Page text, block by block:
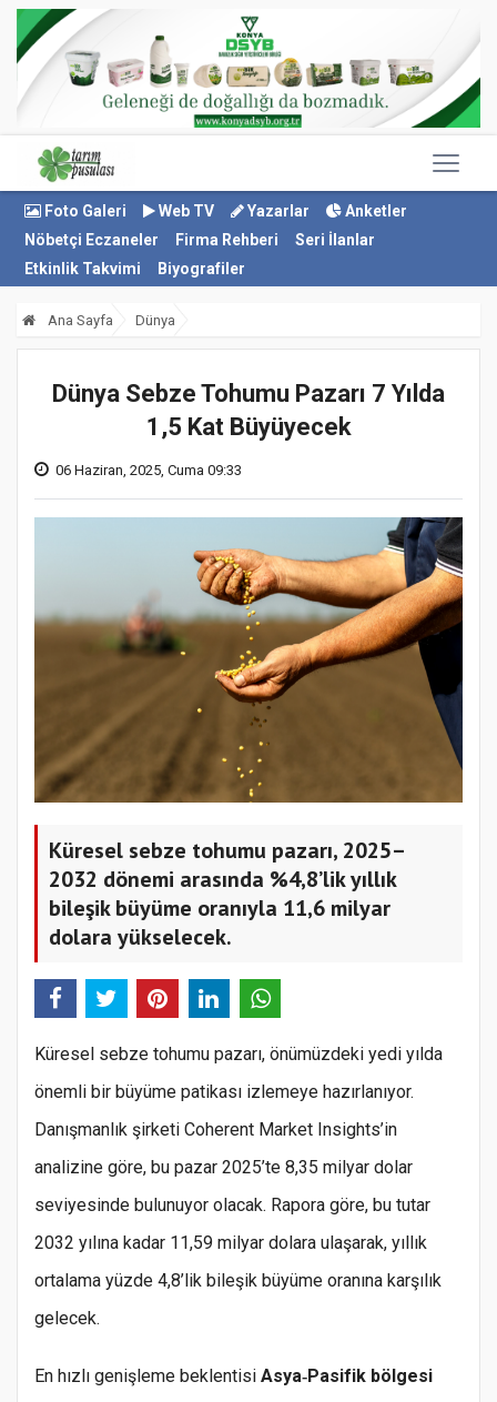
Foto Galeri Web TV Yazarlar
Anketler
Nöbetçi Eczaneler
Firma Rehberi
Seri İlanlar
Etkinlik Takvimi
Biyografiler
Ana Sayfa Dünya
Dünya Sebze Tohumu Pazarı 7 Yılda
1,5 Kat Büyüyecek
06 Haziran, 2025, Cuma 09:33
Küresel sebze tohumu pazarı, 2025–
2032 dönemi arasında %4,8’lik yıllık
bileşik büyüme oranıyla 11,6 milyar
dolara yükselecek.
Küresel sebze tohumu pazarı, önümüzdeki yedi yılda
önemli bir büyüme patikası izlemeye hazırlanıyor.
Danışmanlık şirketi Coherent Market Insights’in
analizine göre, bu pazar 2025’te 8,35 milyar dolar
seviyesinde bulunuyor olacak. Rapora göre, bu tutar
2032 yılına kadar 11,59 milyar dolara ulaşarak, yıllık
ortalama yüzde 4,8’lik bileşik büyüme oranına karşılık
gelecek.
En hızlı genişleme beklentisi Asya‑Pasifik bölgesi